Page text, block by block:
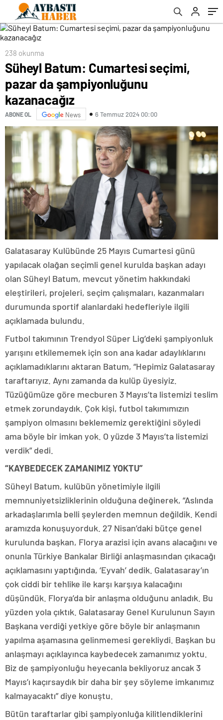
238 okunma
Süheyl Batum: Cumartesi seçimi,
pazar da şampiyonluğunu
kazanacağız
ABONE OL News 6 Temmuz 2024 00:00
Galatasaray Kulübünde 25 Mayıs Cumartesi günü
yapılacak olağan seçimli genel kurulda başkan adayı
olan Süheyl Batum, mevcut yönetim hakkındaki
eleştirileri, projeleri, seçim çalışmaları, kazanmaları
durumunda sportif alanlardaki hedefleriyle ilgili
açıklamada bulundu.
Futbol takımının Trendyol Süper Lig’deki şampiyonluk
yarışını etkilememek için son ana kadar adaylıklarını
açıklamadıklarını aktaran Batum, “Hepimiz Galatasaray
taraftarıyız. Aynı zamanda da kulüp üyesiyiz.
Tüzüğümüze göre mecburen 3 Mayıs’ta listemizi teslim
etmek zorundaydık. Çok kişi, futbol takımımızın
şampiyon olmasını beklememiz gerektiğini söyledi
ama böyle bir imkan yok. O yüzde 3 Mayıs’ta listemizi
verdik” dedi.
“KAYBEDECEK ZAMANIMIZ YOKTU”
Süheyl Batum, kulübün yönetimiyle ilgili
memnuniyetsizliklerinin olduğuna değinerek, “Aslında
arkadaşlarımla belli şeylerden memnun değildik. Kendi
aramızda konuşuyorduk. 27 Nisan’daki bütçe genel
kurulunda başkan, Florya arazisi için avans alacağını ve
onunla Türkiye Bankalar Birliği anlaşmasından çıkacağı
açıklamasını yaptığında, ‘Eyvah’ dedik. Galatasaray’ın
çok ciddi bir tehlike ile karşı karşıya kalacağını
düşündük. Florya’da bir anlaşma olduğunu anladık. Bu
yüzden yola çıktık. Galatasaray Genel Kurulunun Sayın
Başkana verdiği yetkiye göre böyle bir anlaşmanın
yapılma aşamasına gelinmemesi gerekliydi. Başkan bu
anlaşmayı açıklayınca kaybedecek zamanımız yoktu.
Biz de şampiyonluğu heyecanla bekliyoruz ancak 3
Mayıs’ı kaçırsaydık bir daha bir şey söyleme imkanımız
kalmayacaktı” diye konuştu.
Bütün taraftarlar gibi şampiyonluğa kilitlendiklerini